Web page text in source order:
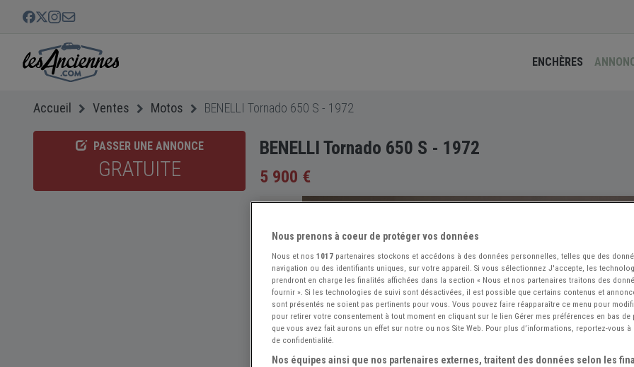
ENCHÈRES
Accueil Ventes Motos BENELLI Tornado 650 S - 1972
PASSER UNE ANNONCE
GRATUITE
BENELLI Tornado 650 S - 1972
5 900 €
Nous prenons à coeur de protéger vos données
Nous et nos 1017 partenaires stockons et accédons à des données personnelles, telles que des
navigation ou des identifiants uniques, sur votre appareil. Si vous sélectionnez J'accepte, les
prendront en charge les finalités affichées dans la section « Nous et nos partenaires traitons des
fournir ». Si les technologies de suivi sont désactivées, il est possible que certains contenus et
sont présentés ne soient pas pertinents pour vous. Vous pouvez faire réapparaître ce menu pour
pour retirer votre consentement à tout moment en cliquant sur le lien Gérer mes préférences en bas de
que vous avez fait aurons un effet sur notre ou nos Site Web. Pour plus d’informations, reportez-vous
de confidentialité.
Nos équipes ainsi que nos partenaires externes, traitent des données selon les